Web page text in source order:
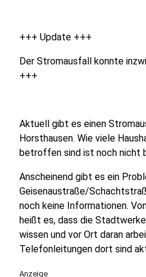
+++ Update +++
Der Stromausfall konnte
+++
Aktuell gibt es einen
Horsthausen. Wie viele
betroffen sind ist noch nicht
Anscheinend gibt es ein
Geisenaustraße/
noch keine Informationen.
heißt es, dass die
wissen und vor Ort daran
Telefonleitungen dort sind
Anzeige